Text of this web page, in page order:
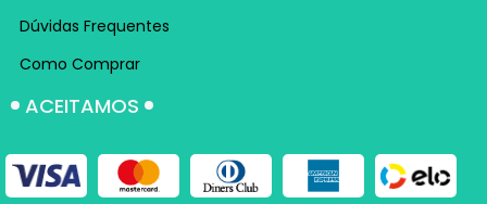
Dúvidas Frequentes
Como Comprar
ACEITAMOS